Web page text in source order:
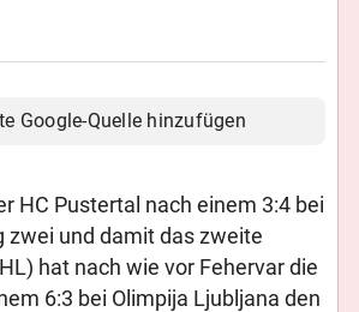
Google-Quelle hinzufügen
HC Pustertal nach einem 3:4 bei
zwei und damit das zweite
hat nach wie vor Fehervar die
6:3 bei Olimpija Ljubljana den